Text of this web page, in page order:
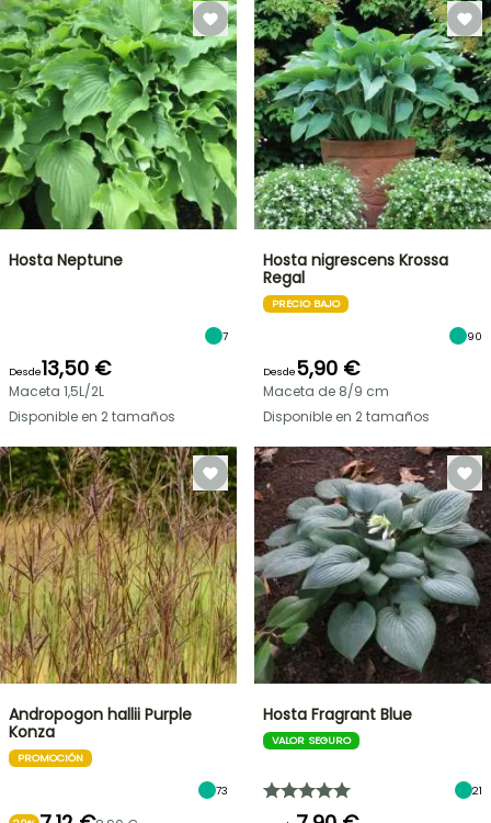
Hosta Neptune
7
Desde13,50 €
Maceta 1,5L/2L
Disponible en 2 tamaños
Hosta nigrescens Krossa
Regal
PRECIO BAJO
90
Desde5,90 €
Maceta de 8/9 cm
Disponible en 2 tamaños
Andropogon hallii Purple
Konza
PROMOCIÓN
73
Hosta Fragrant Blue
VALOR SEGURO
21